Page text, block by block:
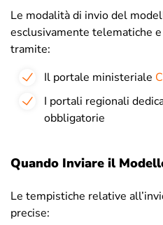
Le modalità di invio del
esclusivamente telematiche
tramite:
Il portale ministeriale
I portali regionali
obbligatorie
Quando Inviare il
Le tempistiche relative
precise: